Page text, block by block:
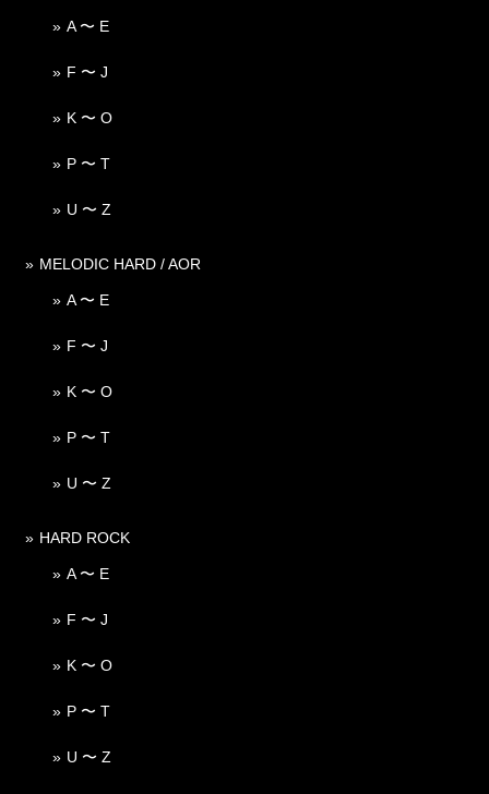
A 〜 E
F 〜 J
K 〜 O
P 〜 T
U 〜 Z
MELODIC HARD / AOR
A 〜 E
F 〜 J
K 〜 O
P 〜 T
U 〜 Z
HARD ROCK
A 〜 E
F 〜 J
K 〜 O
P 〜 T
U 〜 Z